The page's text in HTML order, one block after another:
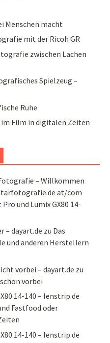
Menschen macht
mit der Ricoh GR
zwischen Lachen
Spielzeug –
Ruhe
im Film in digitalen Zeiten
– Willkommen
at/com
und Lumix GX80 14-
– dayart.de zu Das
und anderen Herstellern
vorbei – dayart.de zu
vorbei
14-140 – lenstrip.de
Fastfood oder
14-140 – lenstrip.de